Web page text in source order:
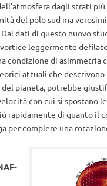
dagli strati
del polo sud ma
dati di questo nuovo
leggermente
condizione di asimmetria
attuali che descrivono
del pianeta, potrebbe
con cui si spostano
rapidamente di quanto il
per compiere una